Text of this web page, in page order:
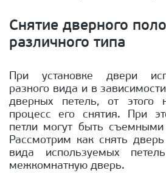
Снятие дверного
различного типа
При установке двери
разного вида и в
дверных петель, от этого
процесс его снятия. При
петли могут быть
Рассмотрим как снять
вида используемых
межкомнатную дверь.